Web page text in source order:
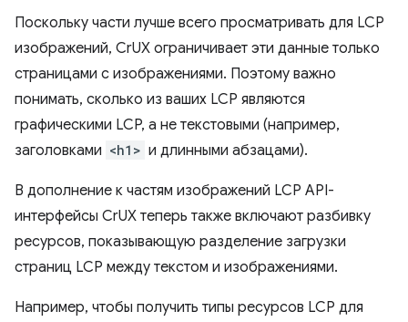
Поскольку части лучше всего просматривать для LCP
изображений, CrUX ограничивает эти данные только
страницами с изображениями. Поэтому важно
понимать, сколько из ваших LCP являются
графическими LCP, а не текстовыми (например,
заголовками <h1> и длинными абзацами).
В дополнение к частям изображений LCP API-
интерфейсы CrUX теперь также включают разбивку
ресурсов, показывающую разделение загрузки
страниц LCP между текстом и изображениями.
Например, чтобы получить типы ресурсов LCP для